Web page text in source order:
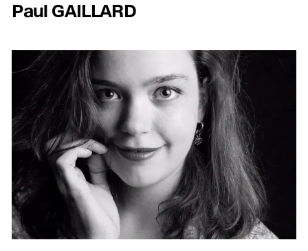
Paul GAILLARD